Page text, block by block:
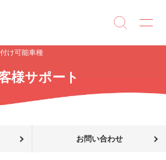
け可能車種
様サポート
お問い合わせ